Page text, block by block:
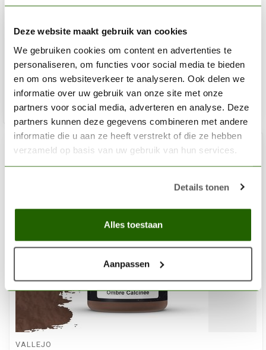
Deze website maakt gebruik van cookies
We gebruiken cookies om content en advertenties te
personaliseren, om functies voor social media te bieden
en om ons websiteverkeer te analyseren. Ook delen we
informatie over uw gebruik van onze site met onze
partners voor social media, adverteren en analyse. Deze
partners kunnen deze gegevens combineren met andere
informatie die u aan ze heeft verstrekt of die ze hebben
verzameld op basis van uw gebruik van hun services.
Details tonen
Alles toestaan
Aanpassen
Pigment Titanium White - 35ml - 73101
€4,60
Niet op voorraad
VALLEJO